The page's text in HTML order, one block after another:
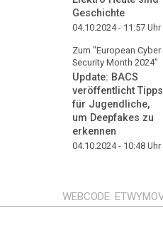
Geschichte
04.10.2024 - 11:57 Uhr
Zum "European Cyber
Security Month 2024"
Update: BACS
veröffentlicht Tipps
für Jugendliche,
um Deepfakes zu
erkennen
04.10.2024 - 10:48 Uhr
WEBCODE